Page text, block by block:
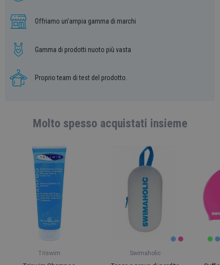
Offriamo un’ampia gamma di marchi
Gamma di prodotti nuoto più vasta
Proprio team di test del prodotto.
Molto spesso acquistati insieme
Triswim Swimaholic